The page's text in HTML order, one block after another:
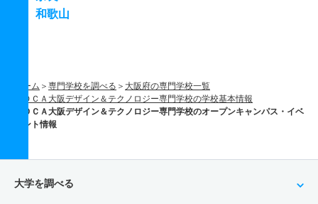
和歌山
ホーム 専門学校を調べる
大阪府の専門学校一覧
ＯＣＡ大阪デザイン＆テクノロジー専門学校の学校基本情報
ＯＣＡ大阪デザイン＆テクノロジー専門学校のオープンキャンパス・イベ
ント情報
大学を調べる